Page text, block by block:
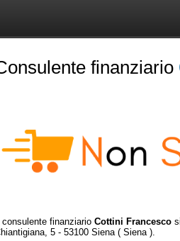
finanziario
consulente finanziario Cottini Francesco
5 - 53100 Siena ( Siena ).